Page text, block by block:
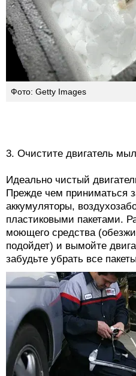
Фото: Getty Images
3. Очистите двигатель
Идеально чистый
Прежде чем приниматься
аккумуляторы,
пластиковыми пакетами.
моющего средства
подойдет) и вымойте
забудьте убрать все